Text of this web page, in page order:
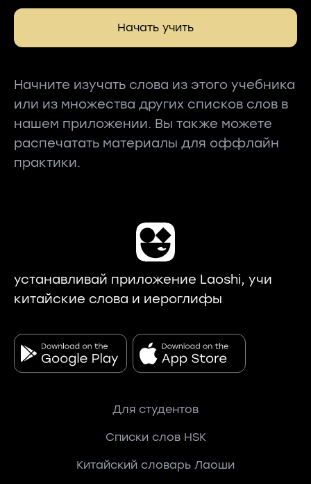
Начать учить
Начните изучать слова из этого учебника
или из множества других списков слов в
нашем приложении. Вы также можете
распечатать материалы для оффлайн
практики.
устанавливай приложение Laoshi, учи
китайские слова и иероглифы
Для студентов
Списки слов HSK
Китайский словарь Лаоши